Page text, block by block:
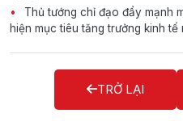
Thủ tướng chỉ đạo đẩy mạnh
hiện mục tiêu tăng trưởng kinh tế
TRỞ LẠI